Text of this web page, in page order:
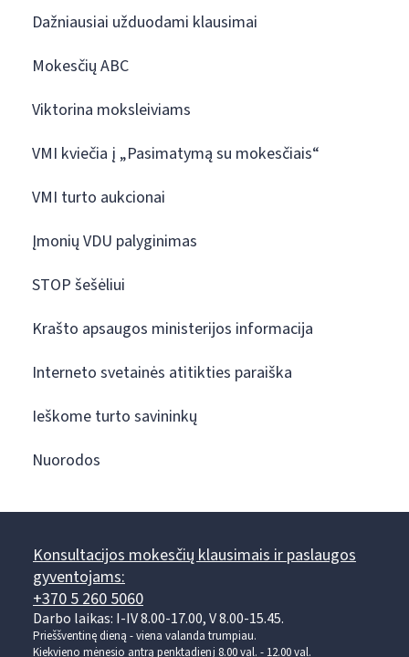
Dažniausiai užduodami klausimai
Mokesčių ABC
Viktorina moksleiviams
VMI kviečia į „Pasimatymą su mokesčiais“
VMI turto aukcionai
Įmonių VDU palyginimas
STOP šešėliui
Krašto apsaugos ministerijos informacija
Interneto svetainės atitikties paraiška
Ieškome turto savininkų
Nuorodos
Konsultacijos mokesčių klausimais ir paslaugos
gyventojams:
+370 5 260 5060
Darbo laikas: I-IV 8.00-17.00, V 8.00-15.45.
Prieššventinę dieną - viena valanda trumpiau.
Kiekvieno mėnesio antrą penktadienį 8.00 val. - 12.00 val.